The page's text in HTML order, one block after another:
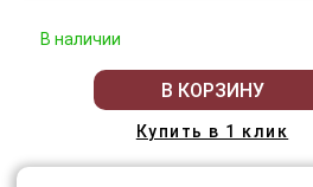
В наличии
В КОРЗИНУ
Купить в 1 клик